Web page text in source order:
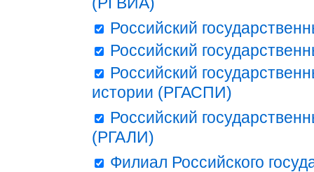
(РГВИА)
Российский
Российский
Российский
истории (РГАСПИ)
Российский
(РГАЛИ)
Филиал Российского